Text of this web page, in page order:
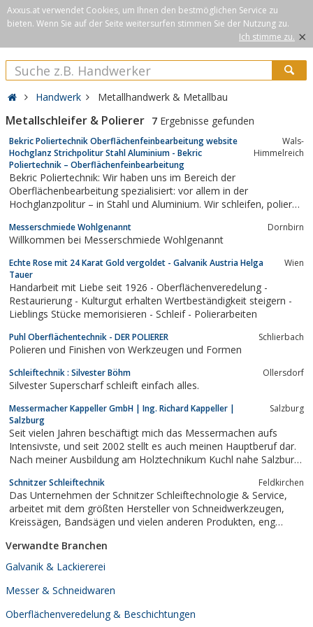
Axxus.at verwendet Cookies, um Ihnen den bestmöglichen Service zu
bieten. Wenn Sie auf der Seite weitersurfen stimmen Sie der Nutzung zu.
Ich stimme zu. ×
Handwerk Metallhandwerk & Metallbau
Metallschleifer & Polierer 7 Ergebnisse gefunden
Bekric Poliertechnik Oberflächenfeinbearbeitung website
Hochglanz Strichpolitur Stahl Aluminium - Bekric
Poliertechnik – Oberflächenfeinbearbeitung
Wals-
Himmelreich
Bekric Poliertechnik: Wir haben uns im Bereich der
Oberflächenbearbeitung spezialisiert: vor allem in der
Hochglanzpolitur – in Stahl und Aluminium. Wir schleifen, polieren
Messerschmiede Wohlgenannt Dornbirn
Willkommen bei Messerschmiede Wohlgenannt
Echte Rose mit 24 Karat Gold vergoldet - Galvanik Austria Helga
Tauer
Wien
Handarbeit mit Liebe seit 1926 - Oberflächenveredelung -
Restaurierung - Kulturgut erhalten Wertbeständigkeit steigern -
Lieblings Stücke memorisieren - Schleif - Polierarbeiten
Puhl Oberflächentechnik - DER POLIERER Schlierbach
Polieren und Finishen von Werkzeugen und Formen
Schleiftechnik : Silvester Böhm Ollersdorf
Silvester Superscharf schleift einfach alles.
Messermacher Kappeller GmbH | Ing. Richard Kappeller |
Salzburg
Salzburg
Seit vielen Jahren beschäftigt mich das Messermachen aufs
Intensivste, und seit 2002 stellt es auch meinen Hauptberuf dar.
Nach meiner Ausbildung am Holztechnikum Kuchl nahe Salzburg
Stahl.
Schnitzer Schleiftechnik Feldkirchen
Das Unternehmen der Schnitzer Schleiftechnologie & Service,
arbeitet mit dem größten Hersteller von Schneidwerkzeugen,
Kreissägen, Bandsägen und vielen anderen Produkten, eng
Verwandte Branchen
Galvanik & Lackiererei
Messer & Schneidwaren
Oberflächenveredelung & Beschichtungen